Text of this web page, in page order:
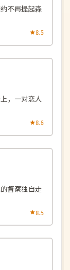
不再提起森
8.5
，一对恋人
8.6
督察独自走
8.5